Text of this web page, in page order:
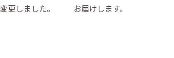
更しました。
お届けします。